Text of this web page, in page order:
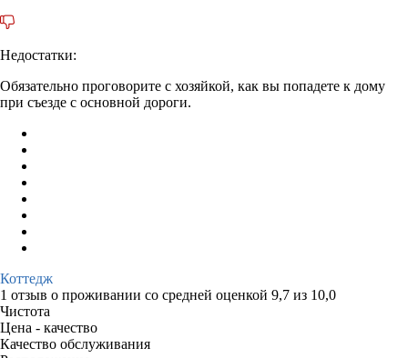
Недостатки:
Обязательно проговорите с хозяйкой, как вы попадете к дому
при съезде с основной дороги.
Коттедж
1 отзыв о проживании со средней оценкой 9,7 из 10,0
Чистота
Цена - качество
Качество обслуживания